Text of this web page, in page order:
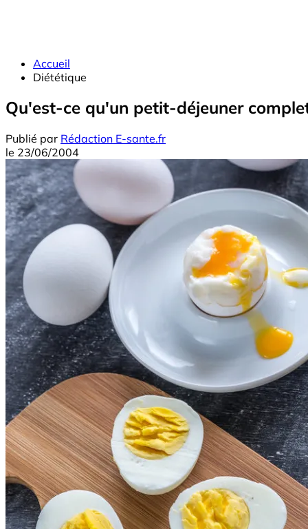
Accueil
Diététique
Qu'est-ce qu'un petit-déjeuner
Publié par Rédaction E-sante.fr
le 23/06/2004